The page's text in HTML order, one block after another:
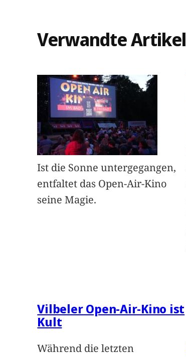
Verwandte Artikel
Ist die Sonne untergegangen,
entfaltet das Open-Air-Kino
seine Magie.
Vilbeler Open-Air-Kino ist
Kult
Während die letzten